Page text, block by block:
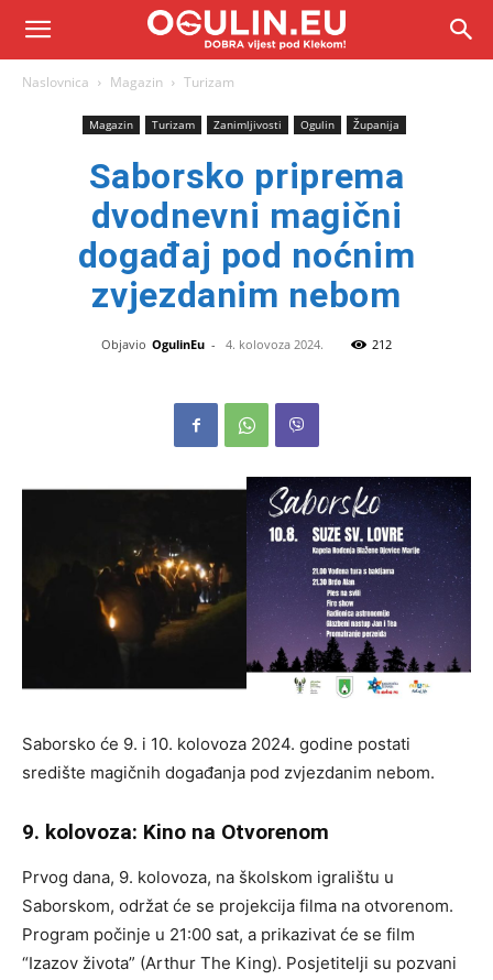
Naslovnica Magazin Turizam
Magazin Turizam Zanimljivosti Ogulin Županija
Saborsko priprema
dvodnevni magični
događaj pod noćnim
zvjezdanim nebom
Objavio OgulinEu - 4. kolovoza 2024. 212
Saborsko će 9. i 10. kolovoza 2024. godine postati
središte magičnih događanja pod zvjezdanim nebom.
9. kolovoza: Kino na Otvorenom
Prvog dana, 9. kolovoza, na školskom igralištu u
Saborskom, održat će se projekcija filma na otvorenom.
Program počinje u 21:00 sat, a prikazivat će se film
“Izazov života” (Arthur The King). Posjetitelji su pozvani